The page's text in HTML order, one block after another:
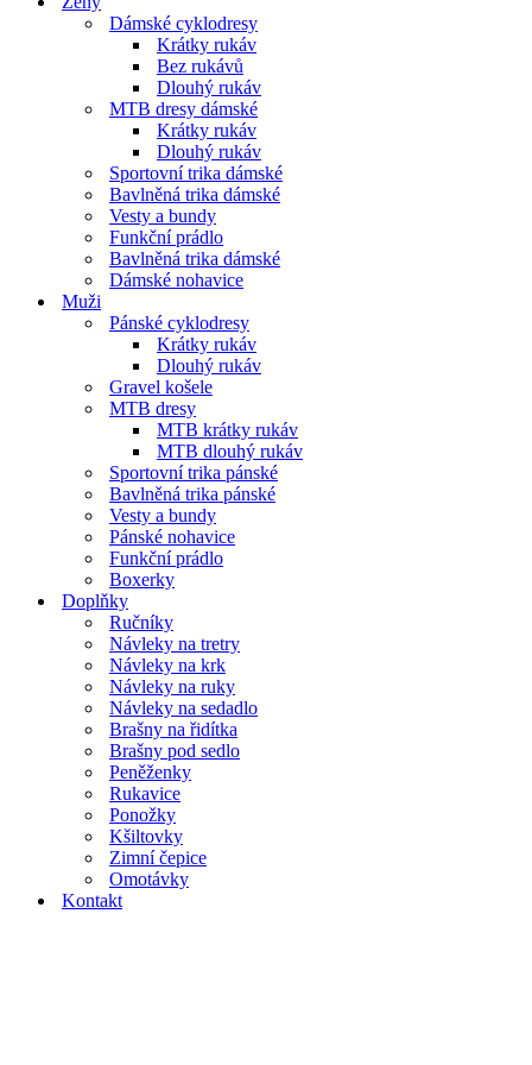
Dámské cyklodresy
Krátky rukáv
Bez rukávů
Dlouhý rukáv
MTB dresy dámské
Krátky rukáv
Dlouhý rukáv
Sportovní trika dámské
Bavlněná trika dámské
Vesty a bundy
Funkční prádlo
Bavlněná trika dámské
Dámské nohavice
Muži
Pánské cyklodresy
Krátky rukáv
Dlouhý rukáv
Gravel košele
MTB dresy
MTB krátky rukáv
MTB dlouhý rukáv
Sportovní trika pánské
Bavlněná trika pánské
Vesty a bundy
Pánské nohavice
Funkční prádlo
Boxerky
Doplňky
Ručníky
Návleky na tretry
Návleky na krk
Návleky na ruky
Návleky na sedadlo
Brašny na řidítka
Brašny pod sedlo
Peněženky
Rukavice
Ponožky
Kšiltovky
Zimní čepice
Omotávky
Kontakt